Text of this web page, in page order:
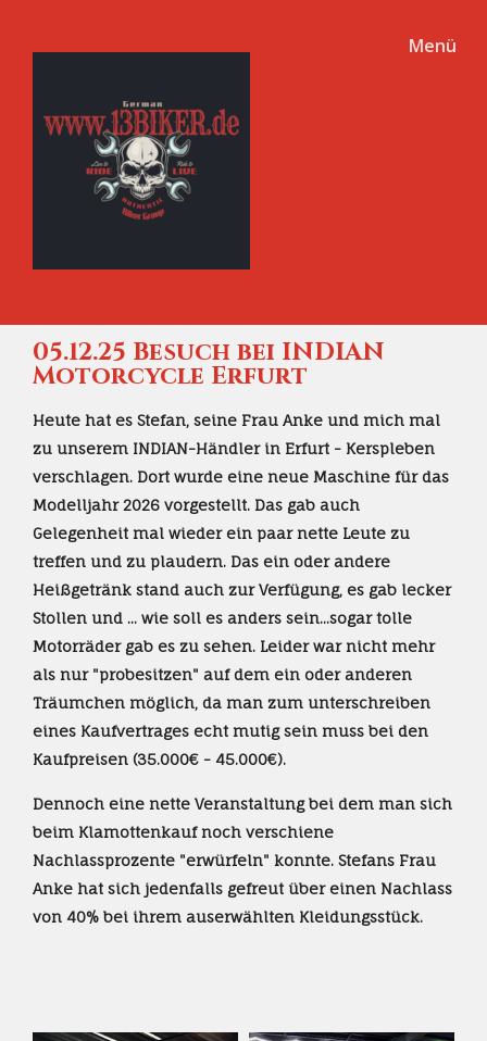
Menü
05.12.25 Besuch bei INDIAN
Motorcycle Erfurt
Heute hat es Stefan, seine Frau Anke und mich mal
zu unserem INDIAN-Händler in Erfurt - Kerspleben
verschlagen. Dort wurde eine neue Maschine für das
Modelljahr 2026 vorgestellt. Das gab auch
Gelegenheit mal wieder ein paar nette Leute zu
treffen und zu plaudern. Das ein oder andere
Heißgetränk stand auch zur Verfügung, es gab lecker
Stollen und ... wie soll es anders sein...sogar tolle
Motorräder gab es zu sehen. Leider war nicht mehr
als nur "probesitzen" auf dem ein oder anderen
Träumchen möglich, da man zum unterschreiben
eines Kaufvertrages echt mutig sein muss bei den
Kaufpreisen (35.000€ - 45.000€).
Dennoch eine nette Veranstaltung bei dem man sich
beim Klamottenkauf noch verschiene
Nachlassprozente "erwürfeln" konnte. Stefans Frau
Anke hat sich jedenfalls gefreut über einen Nachlass
von 40% bei ihrem auserwählten Kleidungsstück.